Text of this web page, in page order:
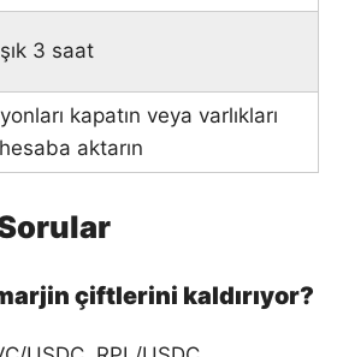
3 saat
kapatın veya varlıkları
aktarın
çiftlerini kaldırıyor?